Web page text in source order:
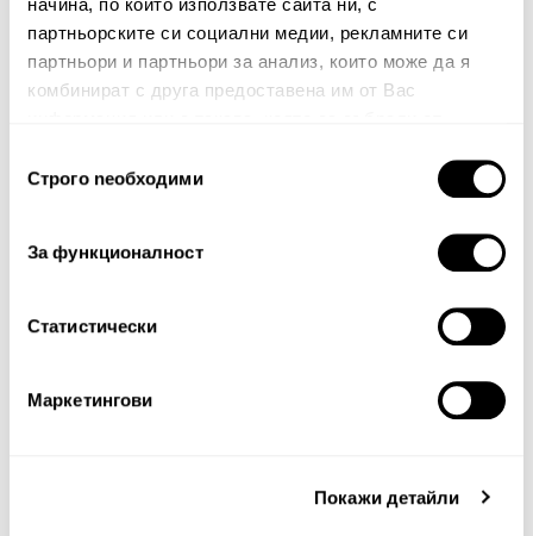
партньорските си социални медии, рекламните си
партньори и партньори за анализ, които може да я
комбинират с друга предоставена им от Вас
наСтрого nеобходими
За функционалност
Статистически
Маркетингови
Покажи детайли
Оценка:Най-ниска Най-висока
Тест за сигурност